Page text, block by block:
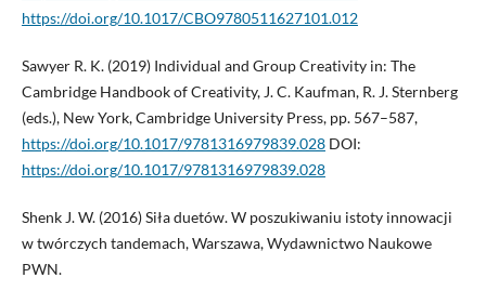
https://doi.org/10.1017/CBO9780511627101.012
Sawyer R. K. (2019) Individual and Group Creativity in: The
Cambridge Handbook of Creativity, J. C. Kaufman, R. J. Sternberg
(eds.), New York, Cambridge University Press, pp. 567–587,
https://doi.org/10.1017/9781316979839.028DOI:
https://doi.org/10.1017/9781316979839.028
Shenk J. W. (2016) Siła duetów. W poszukiwaniu istoty innowacji
w twórczych tandemach, Warszawa, Wydawnictwo Naukowe
PWN.